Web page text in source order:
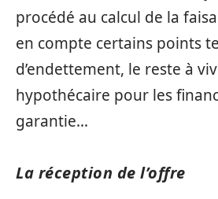
procédé au calcul de la
en compte certains points
d’endettement, le reste à
hypothécaire pour les
garantie…
La réception de l’offre